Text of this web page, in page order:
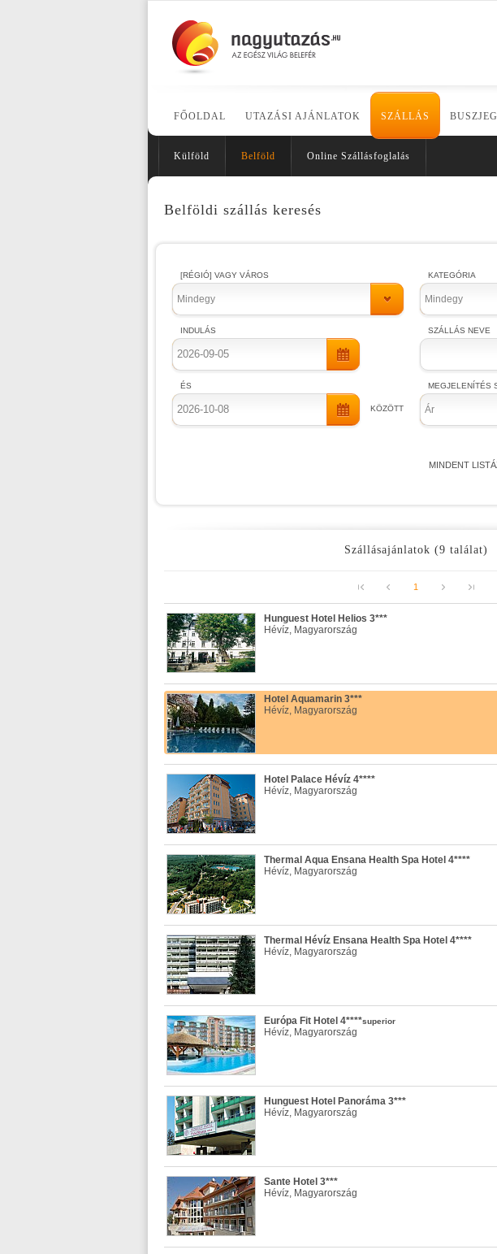
FŐOLDAL UTAZÁSI AJÁNLATOK SZÁLLÁS
Külföld Belföld Online Szállásfoglalás
Belföldi szállás keresés
[RÉGIÓ] VAGY VÁROS
Mindegy
INDULÁS
ÉS
KÖZÖTT
KATEGÓRIA
Mindegy
SZÁLLÁS NEVE
MEGJELENÍTÉS
Ár
MINDENT
Szállásajánlatok (9 találat)
1
Hunguest Hotel Helios 3***
Hévíz, Magyarország
Hotel Aquamarin 3***
Hévíz, Magyarország
Hotel Palace Hévíz 4****
Hévíz, Magyarország
Thermal Aqua Ensana Health Spa Hotel 4****
Hévíz, Magyarország
Thermal Hévíz Ensana Health Spa Hotel 4****
Hévíz, Magyarország
Európa Fit Hotel 4****superior
Hévíz, Magyarország
Hunguest Hotel Panoráma 3***
Hévíz, Magyarország
Sante Hotel 3***
Hévíz, Magyarország